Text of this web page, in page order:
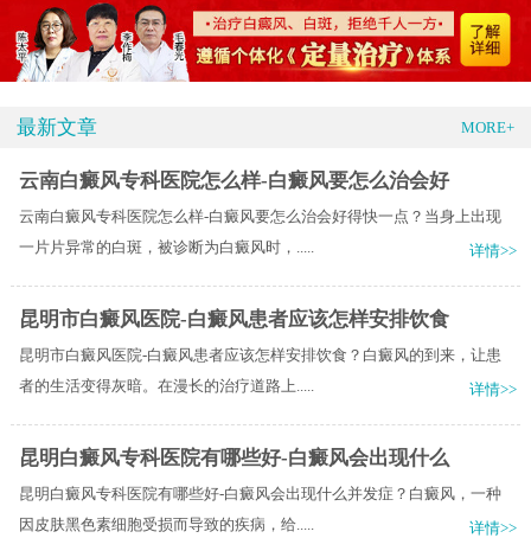
最新文章 MORE+
云南白癜风专科医院怎么样-白癜风要怎么治会好
云南白癜风专科医院怎么样-白癜风要怎么治会好得快一点？当身上出现
一片片异常的白斑，被诊断为白癜风时，.....
详情>>
昆明市白癜风医院-白癜风患者应该怎样安排饮食
昆明市白癜风医院-白癜风患者应该怎样安排饮食？白癜风的到来，让患
者的生活变得灰暗。在漫长的治疗道路上.....
详情>>
昆明白癜风专科医院有哪些好-白癜风会出现什么
昆明白癜风专科医院有哪些好-白癜风会出现什么并发症？白癜风，一种
因皮肤黑色素细胞受损而导致的疾病，给.....
详情>>